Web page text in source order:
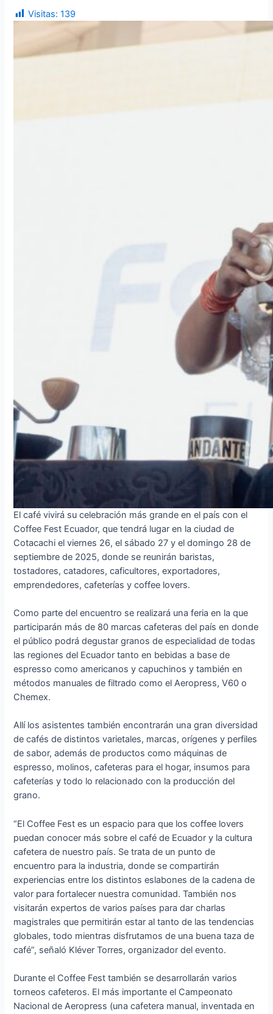
Visitas: 139
El café vivirá su celebración más grande en el país con el
Coffee Fest Ecuador, que tendrá lugar en la ciudad de
Cotacachi el viernes 26, el sábado 27 y el domingo 28 de
septiembre de 2025, donde se reunirán baristas,
tostadores, catadores, caficultores, exportadores,
emprendedores, cafeterías y coffee lovers.
Como parte del encuentro se realizará una feria en la que
participarán más de 80 marcas cafeteras del país en donde
el público podrá degustar granos de especialidad de todas
las regiones del Ecuador tanto en bebidas a base de
espresso como americanos y capuchinos y también en
métodos manuales de filtrado como el Aeropress, V60 o
Chemex.
Allí los asistentes también encontrarán una gran diversidad
de cafés de distintos varietales, marcas, orígenes y perfiles
de sabor, además de productos como máquinas de
espresso, molinos, cafeteras para el hogar, insumos para
cafeterías y todo lo relacionado con la producción del
grano.
“El Coffee Fest es un espacio para que los coffee lovers
puedan conocer más sobre el café de Ecuador y la cultura
cafetera de nuestro país. Se trata de un punto de
encuentro para la industria, donde se compartirán
experiencias entre los distintos eslabones de la cadena de
valor para fortalecer nuestra comunidad. También nos
visitarán expertos de varios países para dar charlas
magistrales que permitirán estar al tanto de las tendencias
globales, todo mientras disfrutamos de una buena taza de
café”, señaló Kléver Torres, organizador del evento.
Durante el Coffee Fest también se desarrollarán varios
torneos cafeteros. El más importante el Campeonato
Nacional de Aeropress (una cafetera manual, inventada en